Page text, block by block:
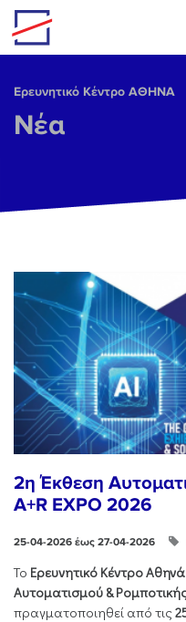
Skip to main content
Ερευνητικό Κέντρο ΑΘΗΝΑ
Νέα
2η Έκθεση
A+R EXPO 2026
25-04-2026 έως 27-04-2026
Το Ερευνητικό Κέντρο Αθηνά
Αυτοματισμού &
πραγματοποιηθεί από τις